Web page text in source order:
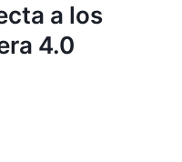
a los
4.0